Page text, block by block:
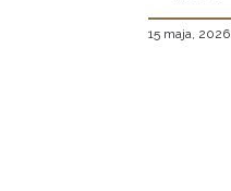
15 maja, 2026